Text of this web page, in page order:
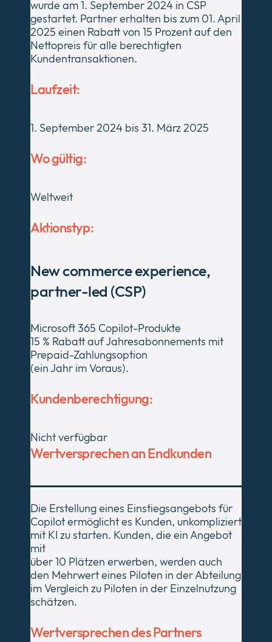
wurde am 1. September 2024 in CSP
gestartet. Partner erhalten bis zum 01. April
2025 einen Rabatt von 15 Prozent auf den
Nettopreis für alle berechtigten
Kundentransaktionen.
Laufzeit:
1. September 2024 bis 31. März 2025
Wo gültig:
Weltweit
Aktionstyp:
New commerce experience,
partner-led (CSP)
Microsoft 365 Copilot-Produkte
15 % Rabatt auf Jahresabonnements mit
Prepaid-Zahlungsoption
(ein Jahr im Voraus).
Kundenberechtigung:
Nicht verfügbar
Wertversprechen an Endkunden
Die Erstellung eines Einstiegsangebots für
Copilot ermöglicht es Kunden, unkompliziert
mit KI zu starten. Kunden, die ein Angebot
mit
über 10 Plätzen erwerben, werden auch
den Mehrwert eines Piloten in der Abteilung
im Vergleich zu Piloten in der Einzelnutzung
schätzen.
Wertversprechen des Partners